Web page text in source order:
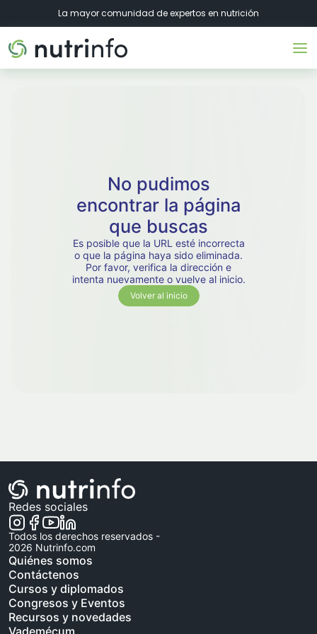
La mayor comunidad de expertos en nutrición
No pudimos
encontrar la página
que buscas
Es posible que la URL esté incorrecta
o que la página haya sido eliminada.
Por favor, verifica la dirección e
intenta nuevamente o vuelve al inicio.
Volver al inicio
Redes sociales
Todos los derechos reservados -
2026 Nutrinfo.com
Quiénes somos
Contáctenos
Cursos y diplomados
Congresos y Eventos
Recursos y novedades
Vademécum